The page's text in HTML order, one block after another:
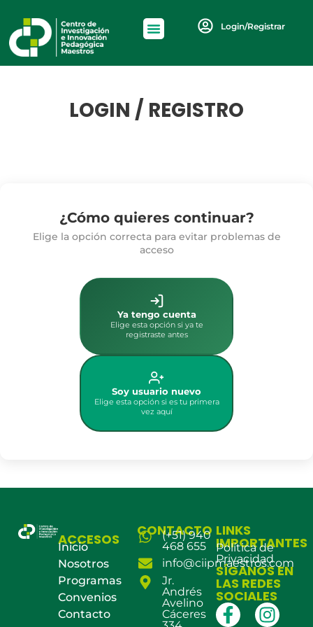
Login/Registrar
LOGIN / REGISTRO
¿Cómo quieres continuar?
Elige la opción correcta para evitar problemas de
acceso
Ya tengo cuenta
Elige esta opción si ya te
registraste antes
Soy usuario nuevo
Elige esta opción si es tu primera
vez aquí
ACCESOS
Inicio
Nosotros
Programas
Convenios
Contacto
CONTACTO
(+51) 940
468 655
info@ciipmaestros.com
Jr.
Andrés
Avelino
Cáceres
LINKS
IMPORTANTES
Política de
Privacidad
SÍGANOS EN
LAS REDES
SOCIALES